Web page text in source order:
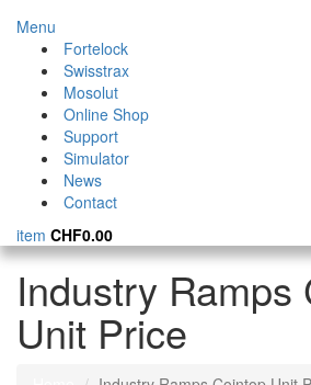
Menu
Fortelock
Swisstrax
Mosolut
Online Shop
Support
Simulator
News
Contact
item CHF0.00
Industry Ramps
Unit Price